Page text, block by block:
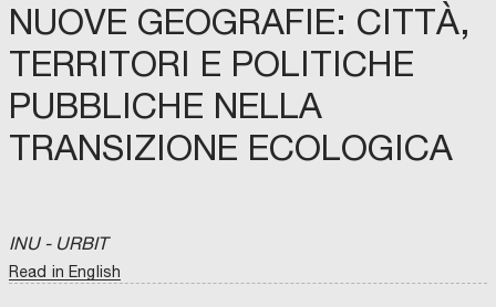
NUOVE GEOGRAFIE: CITTÀ,
TERRITORI E POLITICHE
PUBBLICHE NELLA
TRANSIZIONE ECOLOGICA
INU - URBIT
Read in English